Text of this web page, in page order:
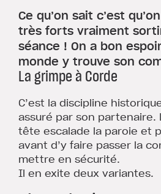
Ce qu’on sait c’est
très forts vraiment
séance ! On a bon
monde y trouve son
La grimpe à Corde
C’est la discipline
assuré par son partenaire.
tête escalade la paroie et
avant d’y faire passer la
mettre en sécurité.
Il en exite deux variantes.